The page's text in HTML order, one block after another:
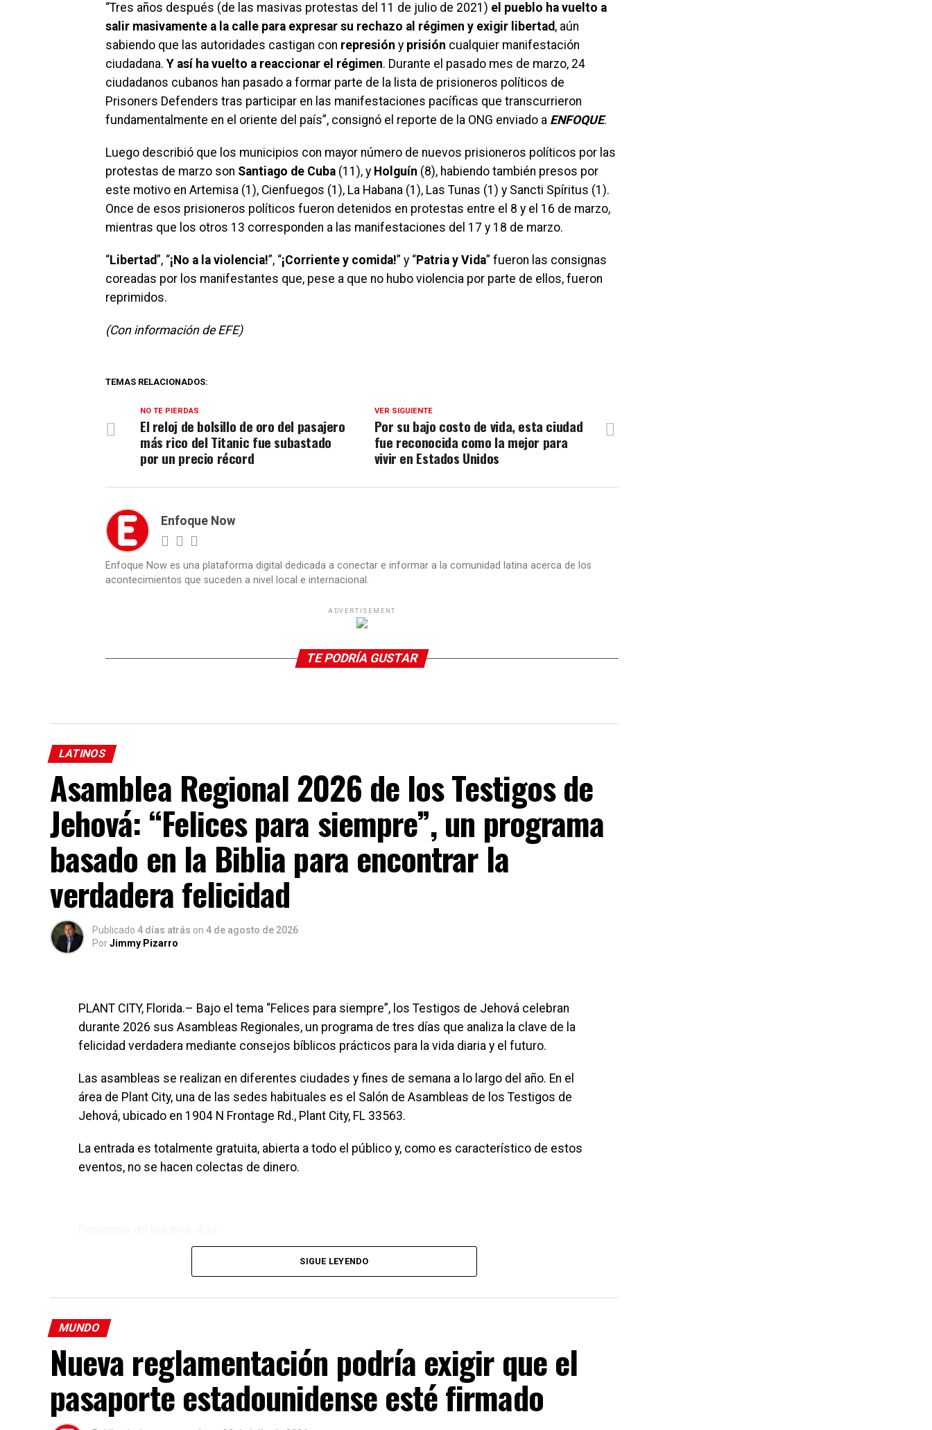
“Tres años después (de las masivas protestas del 11 de julio de 2021) el pueblo ha vuelto a
salir masivamente a la calle para expresar su rechazo al régimen y exigir libertad, aún
sabiendo que las autoridades castigan con represión y prisión cualquier manifestación
ciudadana. Y así ha vuelto a reaccionar el régimen. Durante el pasado mes de marzo, 24
ciudadanos cubanos han pasado a formar parte de la lista de prisioneros políticos de
Prisoners Defenders tras participar en las manifestaciones pacíficas que transcurrieron
fundamentalmente en el oriente del país”, consignó el reporte de la ONG enviado a ENFOQUE.
Luego describió que los municipios con mayor número de nuevos prisioneros políticos por las
protestas de marzo son Santiago de Cuba (11), y Holguín (8), habiendo también presos por
este motivo en Artemisa (1), Cienfuegos (1), La Habana (1), Las Tunas (1) y Sancti Spíritus (1).
Once de esos prisioneros políticos fueron detenidos en protestas entre el 8 y el 16 de marzo,
mientras que los otros 13 corresponden a las manifestaciones del 17 y 18 de marzo.
“Libertad”, “¡No a la violencia!”, “¡Corriente y comida!” y “Patria y Vida” fueron las consignas
coreadas por los manifestantes que, pese a que no hubo violencia por parte de ellos, fueron
reprimidos.
(Con información de EFE)
TEMAS RELACIONADOS:
VER SIGUIENTE
Por su bajo costo de vida, esta ciudad
fue reconocida como la mejor para
vivir en Estados Unidos
NO TE PIERDAS
El reloj de bolsillo de oro del pasajero
más rico del Titanic fue subastado
por un precio récord
Enfoque Now
Enfoque Now es una plataforma digital dedicada a conectar e informar a la comunidad latina acerca de los
acontecimientos que suceden a nivel local e internacional.
ADVERTISEMENT
TE PODRÍA GUSTAR
LATINOS
Asamblea Regional 2026 de los Testigos de
Jehová: “Felices para siempre”, un programa
basado en la Biblia para encontrar la
verdadera felicidad
Publicado 4 días atrás on 4 de agosto de 2026
PorJimmy Pizarro
PLANT CITY, Florida.– Bajo el tema “Felices para siempre”, los Testigos de Jehová celebran
durante 2026 sus Asambleas Regionales, un programa de tres días que analiza la clave de la
felicidad verdadera mediante consejos bíblicos prácticos para la vida diaria y el futuro.
Las asambleas se realizan en diferentes ciudades y fines de semana a lo largo del año. En el
área de Plant City, una de las sedes habituales es el Salón de Asambleas de los Testigos de
Jehová, ubicado en 1904 N Frontage Rd., Plant City, FL 33563.
La entrada es totalmente gratuita, abierta a todo el público y, como es característico de estos
eventos, no se hacen colectas de dinero.
Cada jornada desarrolla un tema bíblico específico:
Viernes – Mateo 5:3
una vida verdaderamente feliz.
Sábado – Hechos 20:35
Las presentaciones destacan la felicidad que produce dar a los demás y poner en práctica los
principios bíblicos relacionados con la generosidad.
SIGUE LEYENDO
MUNDO
Nueva reglamentación podría exigir que el
pasaporte estadounidense esté firmado